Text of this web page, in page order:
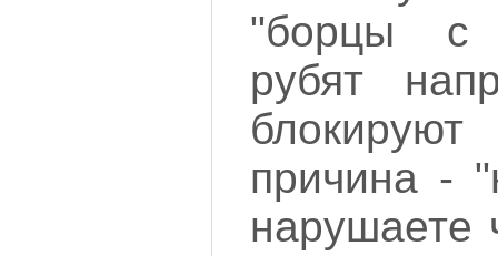
"борцы с
рубят
причина -
нарушаете